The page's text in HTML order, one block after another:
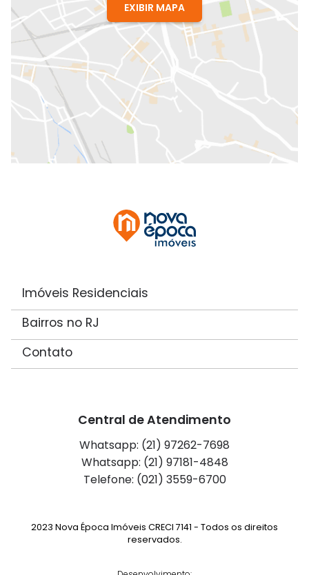
EXIBIR MAPA
Imóveis Residenciais
Bairros no RJ
Contato
Central de Atendimento
Whatsapp: (21) 97262-7698
Whatsapp: (21) 97181-4848
Telefone: (021) 3559-6700
2023 Nova Época Imóveis CRECI 7141 - Todos os direitos
reservados.